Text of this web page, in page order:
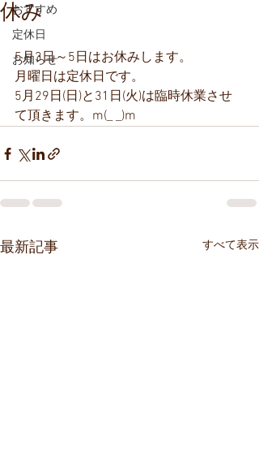
おすすめ
定休日
お知らせ
休み
5月3日～5日はお休みします。
月曜日は定休日です。
5月29日(日)と31日(火)は臨時休業させ
て頂きます。m(_ _)m
最新記事 すべて表示